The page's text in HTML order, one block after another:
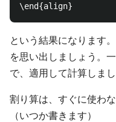
という結果になります
を思い出しましょう。
で、適用して計算しまし
割り算は、すぐに使わ
（いつか書きます）